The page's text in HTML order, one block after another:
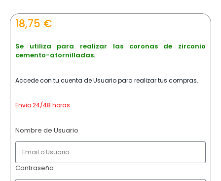
18,75 €
Se utiliza para realizar las coronas de zirconio
cemento-atornilladas.
Accede con tu cuenta de Usuario para realizar tus compras.
Envio 24/48 horas
Nombre de Usuario
Contraseña